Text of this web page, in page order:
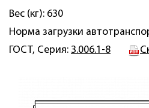
Вес (кг): 630
Норма загрузки
ГОСТ, Серия: 3.006.1-8